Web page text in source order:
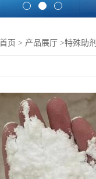
页 > 产品展厅 >特殊助剂